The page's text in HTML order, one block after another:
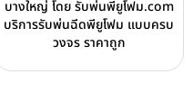
บางใหญ่ โดย รับพ่นพียูโฟม.com
บริการรับพ่นฉีดพียูโฟม แบบครบ
วงจร ราคาถูก